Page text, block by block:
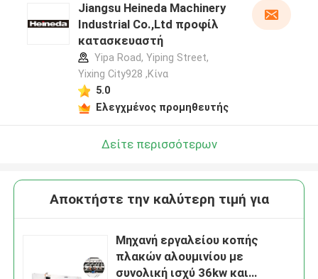
Jiangsu Heineda Machinery
Industrial Co.,Ltd προφίλ
κατασκευαστή
Yipa Road, Yiping Street,
Yixing City928 ,Κίνα
5.0
Ελεγχμένος προμηθευτής
Δείτε περισσότερων
Αποκτήστε την καλύτερη τιμή για
Μηχανή εργαλείου κοπής
πλακών αλουμινίου με
συνολική ισχύ 36kw και